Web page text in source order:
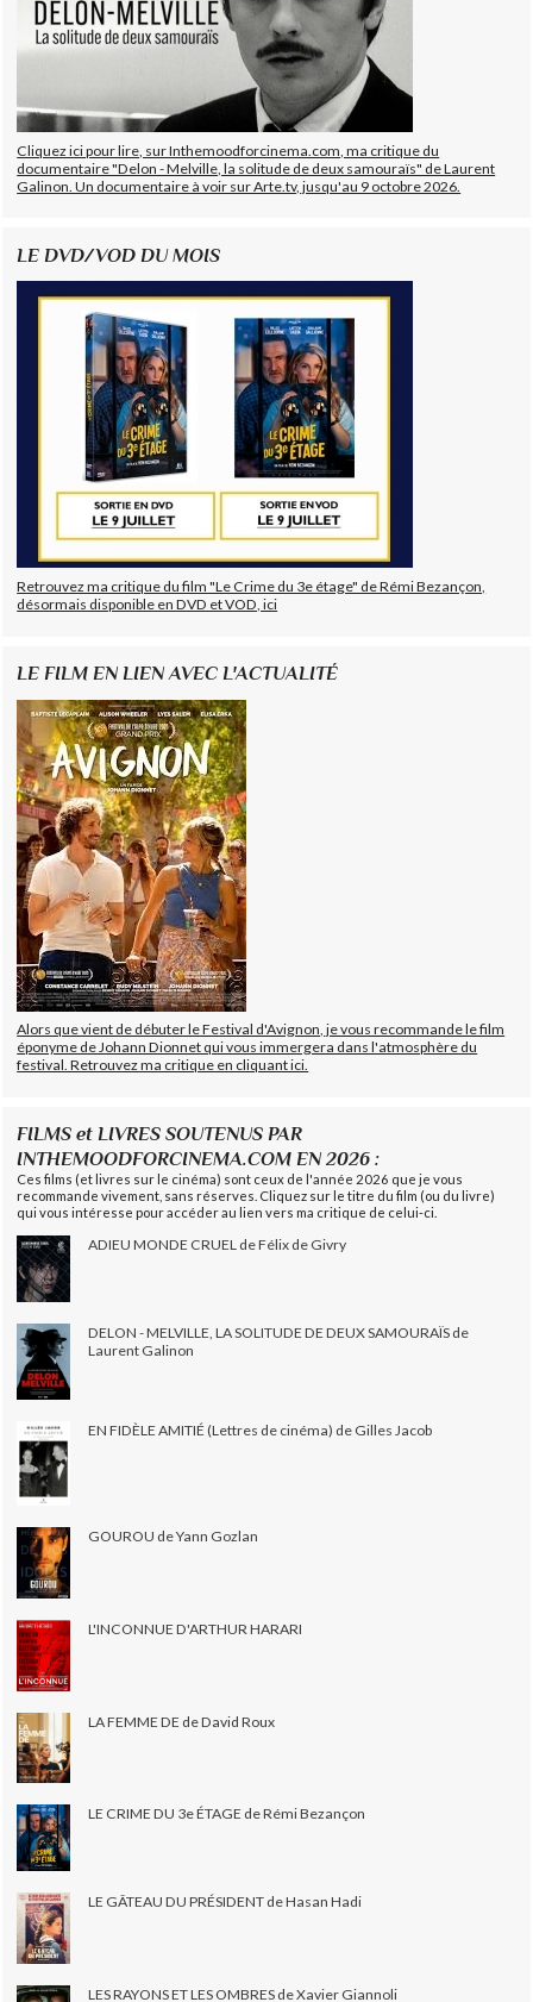
Cliquez ici pour lire, sur Inthemoodforcinema.com, ma critique du
documentaire "Delon - Melville, la solitude de deux samouraïs" de Laurent
Galinon. Un documentaire à voir sur Arte.tv, jusqu'au 9 octobre 2026.
LE DVD/VOD DU MOIS
Retrouvez ma critique du film "Le Crime du 3e étage" de Rémi Bezançon,
désormais disponible en DVD et VOD, ici
LE FILM EN LIEN AVEC L'ACTUALITÉ
Alors que vient de débuter le Festival d'Avignon, je vous recommande le film
éponyme de Johann Dionnet qui vous immergera dans l'atmosphère du
festival. Retrouvez ma critique en cliquant ici.
FILMS et LIVRES SOUTENUS PAR
INTHEMOODFORCINEMA.COM EN 2026 :
Ces films (et livres sur le cinéma) sont ceux de l'année 2026 que je vous
recommande vivement, sans réserves. Cliquez sur le titre du film (ou du livre)
qui vous intéresse pour accéder au lien vers ma critique de celui-ci.
ADIEU MONDE CRUEL de Félix de Givry
DELON - MELVILLE, LA SOLITUDE DE DEUX SAMOURAÏS de
Laurent Galinon
EN FIDÈLE AMITIÉ (Lettres de cinéma) de Gilles Jacob
GOUROU de Yann Gozlan
L'INCONNUE D'ARTHUR HARARI
LA FEMME DE de David Roux
LE CRIME DU 3e ÉTAGE de Rémi Bezançon
LE GÂTEAU DU PRÉSIDENT de Hasan Hadi
LES RAYONS ET LES OMBRES de Xavier Giannoli